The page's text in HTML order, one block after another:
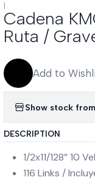
|
Cadena
Ruta /
Add to
Show stock
DESCRIPTION
1/2x11/128” 10
116 Links /